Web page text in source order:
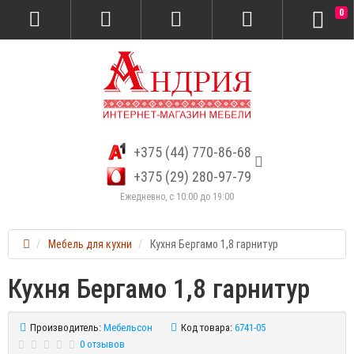
+375 (44) 770-86-68
+375 (29) 280-97-79
Ежедневно, с 10:00 до 19:00
0
Мебель для кухни Кухня Бергамо 1,8 гарнитур
Кухня Бергамо 1,8 гарнитур
Производитель: Мебельсон Код товара: 6741-05
0 отзывов